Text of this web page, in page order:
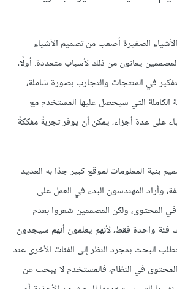
الصغيرة أصعب من تصميم الأشياء
يعانون من ذلك لأسباب متعددة. أولًا،
في المنتجات والتجارب بصورة شاملة،
الكاملة التي سيحصل عليها المستخدم مع
على عدة أجزاء، يمكن أن يوفر تجربةً مفككةً
بنية المعلومات لموقع كبير جدًا به العديد
وأراد المهندسون البدء في العمل على
المحتوى، ولكن المصممين شعروا بعدم
فئة واحدة فقط، لأنهم يعلمون أنهم سيجدون
البحث بمجرد النظر إلى الفئات الأخرى عند
المحتوى في النظام، فالمستخدم لا يبحث عن